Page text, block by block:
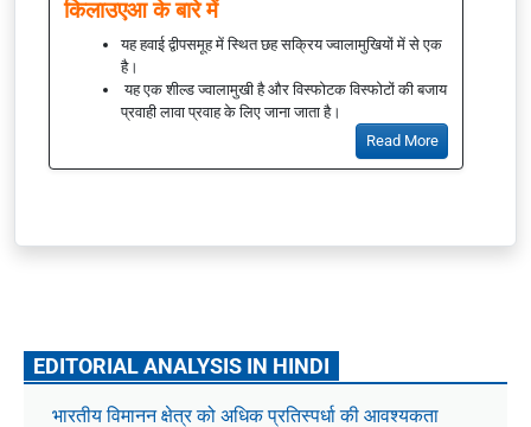
किलाउएआ के बारे में
यह हवाई द्वीपसमूह में स्थित छह सक्रिय ज्वालामुखियों में से एक
है।
यह एक शील्ड ज्वालामुखी है और विस्फोटक विस्फोटों की बजाय
प्रवाही लावा प्रवाह के लिए जाना जाता है।
Read More
EDITORIAL ANALYSIS IN HINDI
भारतीय विमानन क्षेत्र को अधिक प्रतिस्पर्धा की आवश्यकता